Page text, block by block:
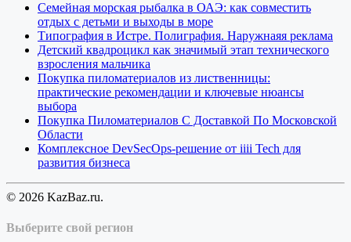
Семейная морская рыбалка в ОАЭ: как совместить
отдых с детьми и выходы в море
Типография в Истре. Полиграфия. Наружнаяя реклама
Детский квадроцикл как значимый этап технического
взросления мальчика
Покупка пиломатериалов из лиственницы:
практические рекомендации и ключевые нюансы
выбора
Покупка Пиломатериалов С Доставкой По Московской
Области
Комплексное DevSecOps-решение от iiii Tech для
развития бизнеса
© 2026 KazBaz.ru.
Выберите свой регион